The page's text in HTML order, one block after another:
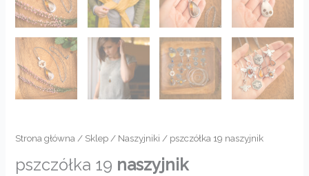
Strona główna / Sklep / Naszyjniki / pszczółka 19 naszyjnik
pszczółka 19 naszyjnik